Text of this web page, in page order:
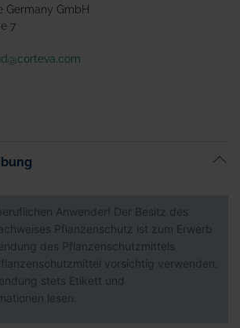
Germany GmbH
7
Anwender! Der Besitz des
Pflanzenschutz ist zum Erwerb
des Pflanzenschutzmittels
vorsichtig verwenden.
stets Etikett und
lesen.